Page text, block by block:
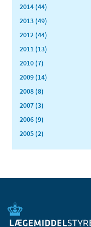
2014 (44)
2013 (49)
2012 (44)
2011 (13)
2010 (7)
2009 (14)
2008 (8)
2007 (3)
2006 (9)
2005 (2)